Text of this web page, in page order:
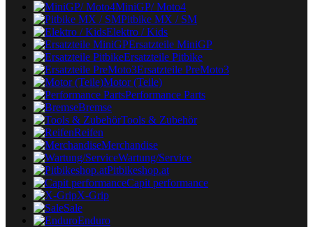
MiniGP/ Moto4
Pitbike MX / SM
Elektro / Kids
Ersatzteile MiniGP
Ersatzteile Pitbike
Ersatzteile PreMoto3
Motor (Teile)
Performance Parts
Bremse
Tools & Zubehör
Reifen
Merchandise
Wartung/Service
Pitbikeshop.at
Capit performance
X-Grip
Sale
Enduro